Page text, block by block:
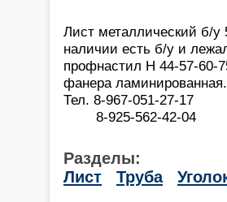
Лист металлический б/у
наличии есть б/у и
профнастил Н 44-57-60-
фанера
Тел. 8-967-051-27-17
8-925-562-42-04
Разделы:
Лист
Труба